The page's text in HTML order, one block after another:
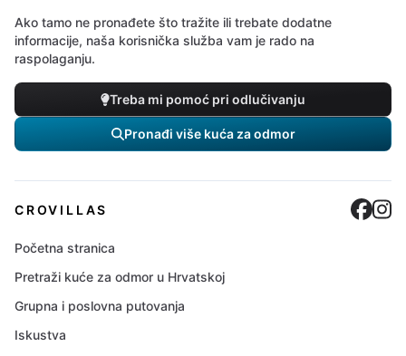
Ako tamo ne pronađete što tražite ili trebate dodatne
informacije, naša korisnička služba vam je rado na
raspolaganju.
Treba mi pomoć pri odlučivanju
Pronađi više kuća za odmor
CROVILLAS
Početna stranica
Pretraži kuće za odmor u Hrvatskoj
Grupna i poslovna putovanja
Iskustva